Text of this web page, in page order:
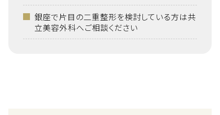
銀座で片目の二重整形を検討している方は共
立美容外科へご相談ください